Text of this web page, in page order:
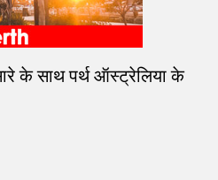
के साथ पर्थ ऑस्ट्रेलिया के